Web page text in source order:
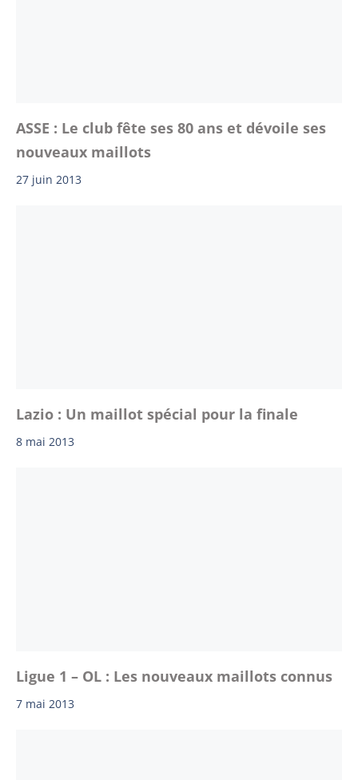
ASSE : Le club fête ses 80 ans et dévoile ses
nouveaux maillots
27 juin 2013
Lazio : Un maillot spécial pour la finale
8 mai 2013
Ligue 1 – OL : Les nouveaux maillots connus
7 mai 2013